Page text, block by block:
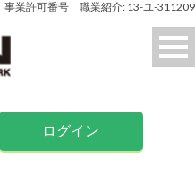
事業許可番号 職業紹介: 13-ユ-311209
ログイン